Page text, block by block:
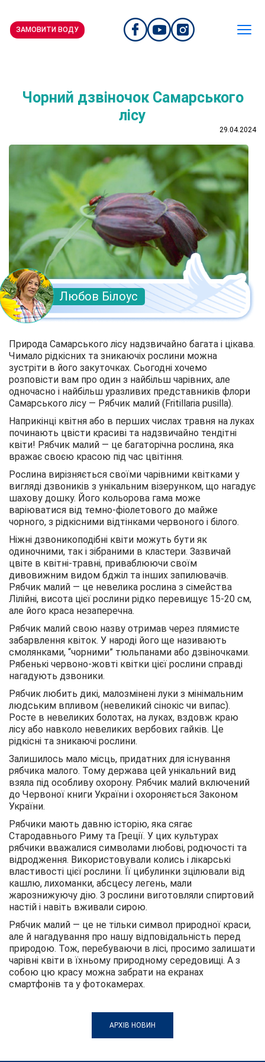
ЗАМОВИТИ ВОДУ
Чорний дзвіночок Самарського
лісу
29.04.2024
Любов Білоус
Природа Самарського лісу надзвичайно багата і цікава.
Чимало рідкісних та зникаючіх рослини можна
зустріти в його закуточках. Сьогодні хочемо
розповісти вам про один з найбільш чарівних, але
одночасно і найбільш уразливих представників флори
Самарського лісу — Рябчик малий (Fritillaria pusilla).
Наприкінці квітня або в перших числах травня на луках
починають цвісти красиві та надзвичайно тендітні
квіти! Рябчик малий — це багаторічна рослина, яка
вражає своєю красою під час цвітіння.
Рослина вирізняється своїми чарівними квітками у
вигляді дзвоників з унікальним візерунком, що нагадує
шахову дошку. Його кольорова гама може
варіюватися від темно-фіолетового до майже
чорного, з рідкісними відтінками червоного і білого.
Ніжні дзвоникоподібні квіти можуть бути як
одиночними, так і зібраними в кластери. Зазвичай
цвіте в квітні-травні, приваблюючи своїм
дивовижним видом бджіл та інших запилювачів.
Рябчик малий — це невелика рослина з сімейства
Лілійні, висота цієї рослини рідко перевищує 15-20 см,
але його краса незаперечна.
Рябчик малий свою назву отримав через плямисте
забарвлення квіток. У народі його ще називають
смолянками, “чорними” тюльпанами або дзвіночками.
Рябенькі червоно-жовті квітки цієї рослини справді
нагадують дзвоники.
Рябчик любить дикі, малозмінені луки з мінімальним
людським впливом (невеликий сінокіс чи випас).
Росте в невеликих болотах, на луках, вздовж краю
лісу або навколо невеликих вербових гайків. Це
рідкісні та зникаючі рослини.
Залишилось мало місць, придатних для існування
рябчика малого. Тому держава цей унікальний вид
взяла під особливу охорону. Рябчик малий включений
до Червоної книги України і охороняється Законом
України.
Рябчики мають давню історію, яка сягає
Стародавнього Риму та Греції. У цих культурах
рябчики вважалися символами любові, родючості та
відродження. Використовували колись і лікарські
властивості цієї рослини. Її цибулинки зцілювали від
кашлю, лихоманки, абсцесу легень, мали
жарознижуючу дію. З рослини виготовляли спиртовий
настій і навіть вживали сирою.
Рябчик малий — це не тільки символ природної краси,
але й нагадування про нашу відповідальність перед
природою. Тож, перебуваючи в лісі, просимо залишати
чарівні квіти в їхньому природному середовищі. А з
собою цю красу можна забрати на екранах
смартфонів та у фотокамерах.
АРХІВ НОВИН